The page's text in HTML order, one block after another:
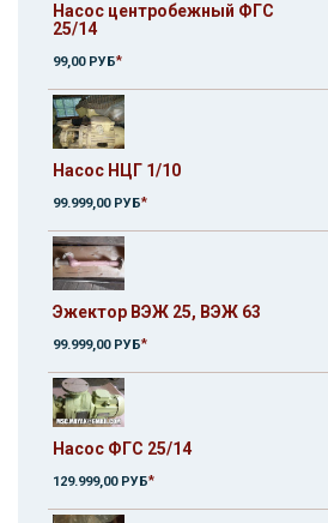
Насос центробежный ФГС
25/14
99,00 РУБ*
Насос НЦГ 1/10
99.999,00 РУБ*
Эжектор ВЭЖ 25, ВЭЖ 63
99.999,00 РУБ*
Насос ФГС 25/14
129.999,00 РУБ*